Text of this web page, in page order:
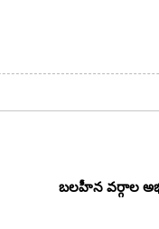
బలహీన వర్గాల